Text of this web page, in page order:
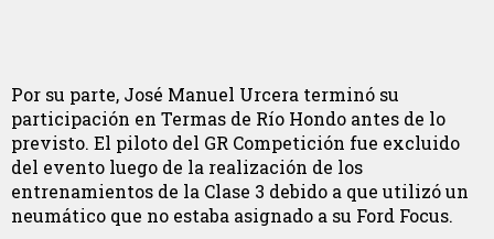
Por su parte, José Manuel Urcera terminó su
participación en Termas de Río Hondo antes de lo
previsto. El piloto del GR Competición fue excluido
del evento luego de la realización de los
entrenamientos de la Clase 3 debido a que utilizó un
neumático que no estaba asignado a su Ford Focus.